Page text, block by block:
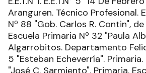
Aranguren. Técnico Profesional.
Nº 88 "Gob. Carlos R. Contin",
Escuela Primaria Nº 32 "Paula
Algarrobitos. Departamento
5 "Esteban Echeverría". Primaria.
"José C. Sarmiento". Primaria.